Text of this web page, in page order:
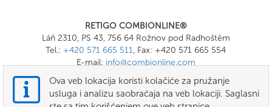
RETIGO COMBIONLINE®
Láň 2310, PS 43, 756 64 Rožnov pod Radhoštěm
Tel.: +420 571 665 511, Fax: +420 571 665 554
E-mail: info@combionline.com
OnlineMenu
Ova veb lokacija koristi kolačiće za pružanje
usluga i analizu saobraćaja na veb lokaciji. Saglasni